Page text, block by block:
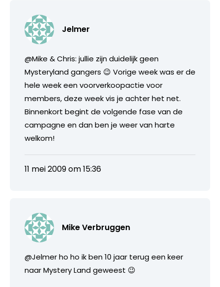
Jelmer
@Mike & Chris: jullie zijn duidelijk geen
Mysteryland gangers 😉 Vorige week was er de
hele week een voorverkoopactie voor
members, deze week vis je achter het net.
Binnenkort begint de volgende fase van de
campagne en dan ben je weer van harte
welkom!
11 mei 2009 om 15:36
Mike Verbruggen
@Jelmer ho ho ik ben 10 jaar terug een keer
naar Mystery Land geweest 😉